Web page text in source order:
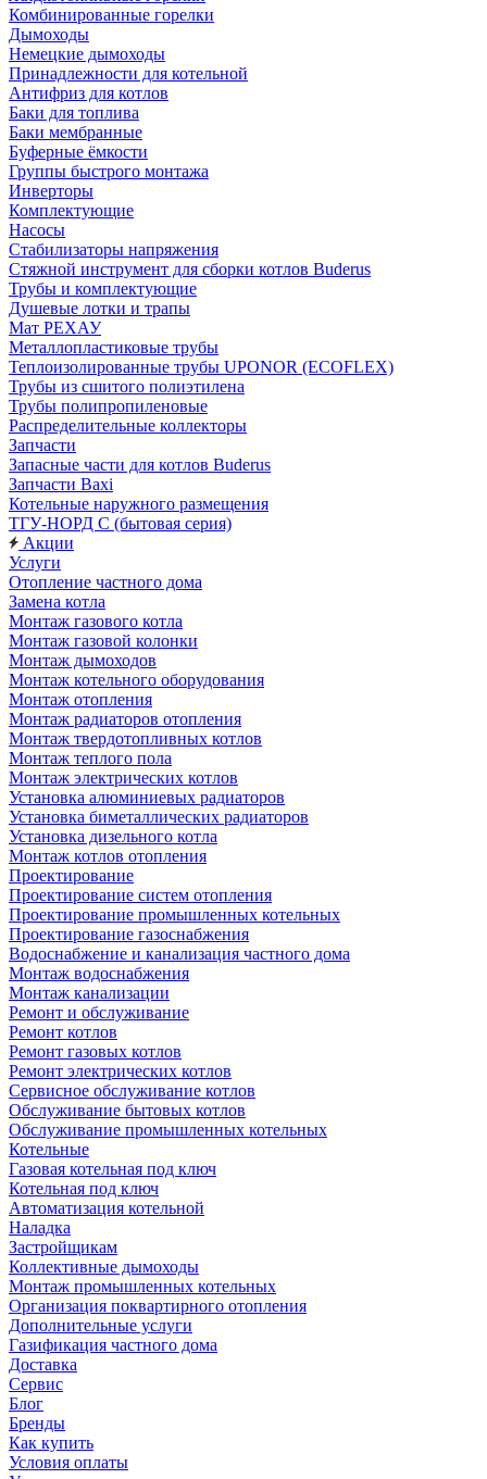
Комбинированные горелки
Дымоходы
Немецкие дымоходы
Принадлежности для котельной
Антифриз для котлов
Баки для топлива
Баки мембранные
Буферные ёмкости
Группы быстрого монтажа
Инверторы
Комплектующие
Насосы
Стабилизаторы напряжения
Стяжной инструмент для сборки котлов Buderus
Трубы и комплектующие
Душевые лотки и трапы
Мат РЕХАУ
Металлопластиковые трубы
Теплоизолированные трубы UPONOR (ECOFLEX)
Трубы из сшитого полиэтилена
Трубы полипропиленовые
Распределительные коллекторы
Запчасти
Запасные части для котлов Buderus
Запчасти Baxi
Котельные наружного размещения
ТГУ-НОРД С (бытовая серия)
Акции
Услуги
Отопление частного дома
Замена котла
Монтаж газового котла
Монтаж газовой колонки
Монтаж дымоходов
Монтаж котельного оборудования
Монтаж отопления
Монтаж радиаторов отопления
Монтаж твердотопливных котлов
Монтаж теплого пола
Монтаж электрических котлов
Установка алюминиевых радиаторов
Установка биметаллических радиаторов
Установка дизельного котла
Монтаж котлов отопления
Проектирование
Проектирование систем отопления
Проектирование промышленных котельных
Проектирование газоснабжения
Водоснабжение и канализация частного дома
Монтаж водоснабжения
Монтаж канализации
Ремонт и обслуживание
Ремонт котлов
Ремонт газовых котлов
Ремонт электрических котлов
Сервисное обслуживание котлов
Обслуживание бытовых котлов
Обслуживание промышленных котельных
Котельные
Газовая котельная под ключ
Котельная под ключ
Автоматизация котельной
Наладка
Застройщикам
Коллективные дымоходы
Монтаж промышленных котельных
Организация поквартирного отопления
Дополнительные услуги
Газификация частного дома
Доставка
Сервис
Блог
Бренды
Как купить
Условия оплаты